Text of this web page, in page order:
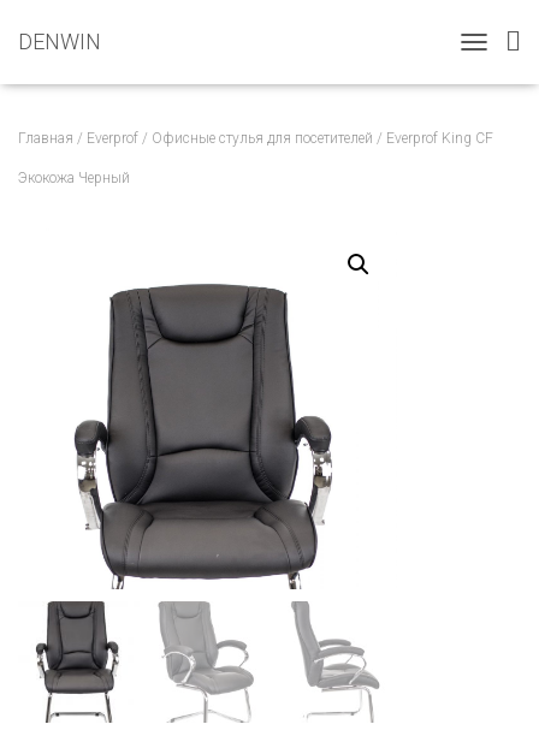
DENWIN
O
G
Главная / Everprof / Офисные стулья для посетителей / Everprof King CF
Экокожа Черный